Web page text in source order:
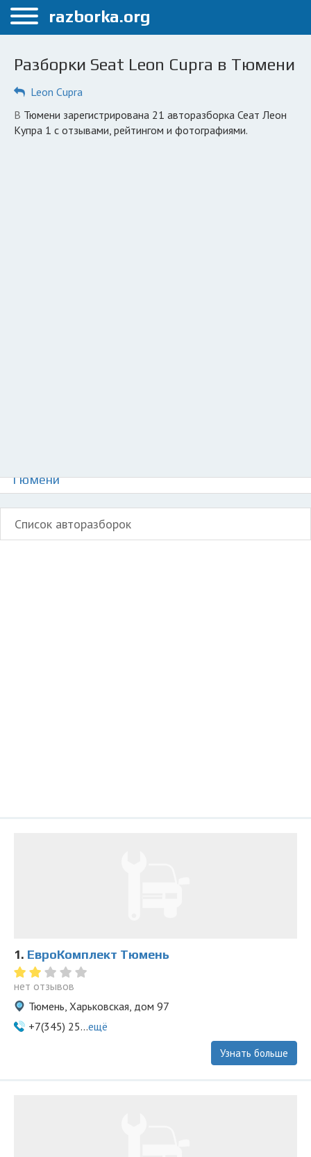
Меню
Тюмень
ПОЛЬЗОВАТЕЛЯМ
Каталог разборок
Разборки Seat Leon Cupra в Тюмени
Leon Cupra
в Тюмени зарегистрирована 21 авторазборка Сеат Леон
Купра 1 с отзывами, рейтингом и фотографиями.
Тюмени
Список авторазборок
1. ЕвроКомплект Тюмень
нет отзывов
Тюмень, Харьковская, дом 97
+7(345) 25...ещё
Узнать больше
razborka.org